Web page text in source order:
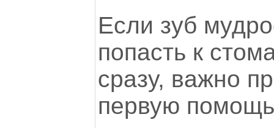
Если зуб
попасть к
сразу, важно
первую